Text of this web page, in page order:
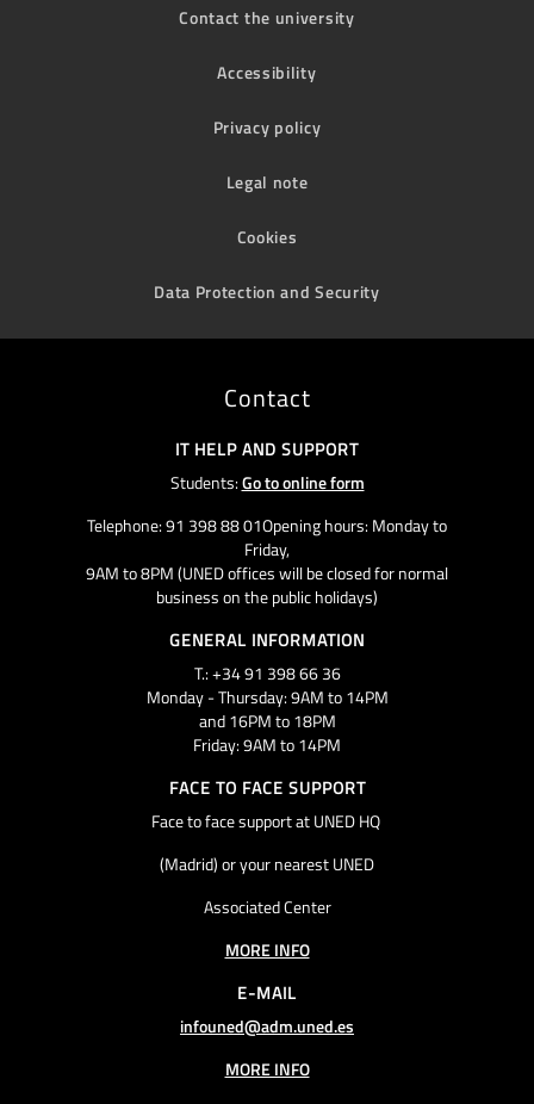
Contact the university
Accessibility
Privacy policy
Legal note
Cookies
Data Protection and Security
Contact
IT HELP AND SUPPORT
Students:Go to online form
Telephone: 91 398 88 01Opening hours: Monday to
Friday,
9AM to 8PM (UNED offices will be closed for normal
business on the public holidays)
GENERAL INFORMATION
T.: +34 91 398 66 36
Monday - Thursday: 9AM to 14PM
and 16PM to 18PM
Friday: 9AM to 14PM
FACE TO FACE SUPPORT
Face to face support at UNED HQ
(Madrid) or your nearest UNED
Associated Center
MORE INFO
E-MAIL
infouned@adm.uned.es
MORE INFO